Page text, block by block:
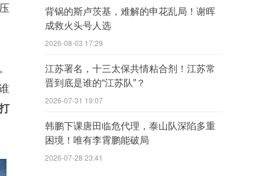
背锅的斯卢茨基，难解的申花乱局！谢晖
成救火头号人选
2026-08-03 17:29
江苏署名，十三太保共情粘合剂！江苏常
晋到底是谁的“江苏队”？
2026-07-31 19:07
韩鹏下课唐田临危代理，泰山队深陷多重
困境！唯有李霄鹏能破局
2026-07-28 23:41